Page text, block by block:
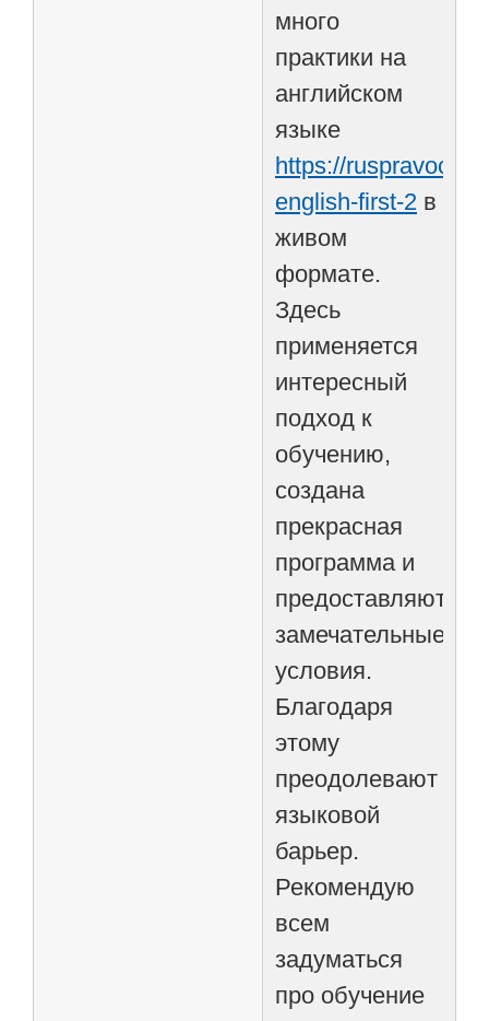
много
практики на
английском
языке
https://
english-first-2 в
живом
формате.
Здесь
применяется
интересный
подход к
обучению,
создана
прекрасная
программа и
предоставляются
замечательные
условия.
Благодаря
этому
преодолевают
языковой
барьер.
Рекомендую
всем
задуматься
про обучение